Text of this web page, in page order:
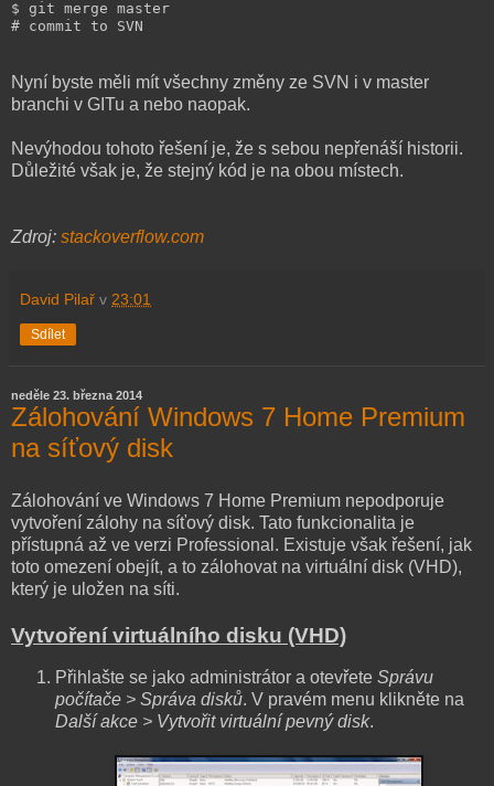
$ git merge master
# commit to SVN
Nyní byste měli mít všechny změny ze SVN i v master
branchi v GITu a nebo naopak.
Nevýhodou tohoto řešení je, že s sebou nepřenáší historii.
Důležité však je, že stejný kód je na obou místech.
Zdroj: stackoverflow.com
David Pilař v 23:01
Sdílet
neděle 23. března 2014
Zálohování Windows 7 Home Premium
na síťový disk
Zálohování ve Windows 7 Home Premium nepodporuje
vytvoření zálohy na síťový disk. Tato funkcionalita je
přístupná až ve verzi Professional. Existuje však řešení, jak
toto omezení obejít, a to zálohovat na virtuální disk (VHD),
který je uložen na síti.
Vytvoření virtuálního disku (VHD)
Přihlašte se jako administrátor a otevřete Správu
počítače > Správa disků. V pravém menu klikněte na
Další akce > Vytvořit virtuální pevný disk.